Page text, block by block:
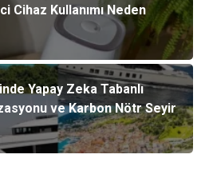
Cihaz Kullanımı Neden
Yapay Zeka Tabanlı
ve Karbon Nötr Seyir